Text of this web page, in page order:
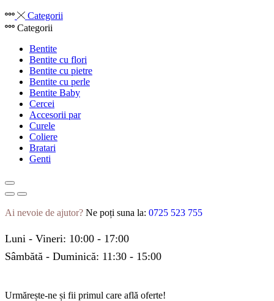
Categorii
Categorii
Bentite
Bentite cu flori
Bentite cu pietre
Bentite cu perle
Bentite Baby
Cercei
Accesorii par
Curele
Coliere
Bratari
Genti
Ai nevoie de ajutor? Ne poți suna la: 0725 523 755
Luni - Vineri: 10:00 - 17:00
Sâmbătă - Duminică: 11:30 - 15:00
Urmărește-ne și fii primul care află oferte!